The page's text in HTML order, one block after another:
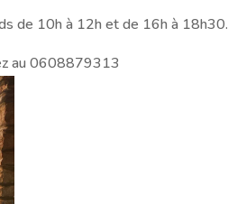
de 10h à 12h et de 16h à 18h30.
au 0608879313